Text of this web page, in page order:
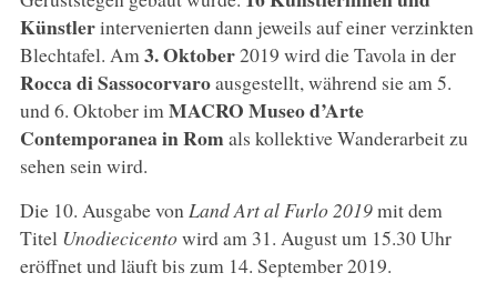
Künstlerintervenierten dann jeweils auf einer verzinkten
Blechtafel. Am 3. Oktober2019 wird die Tavola in der
Rocca di Sassocorvaroausgestellt, während sie am 5.
und 6. Oktober im MACRO Museo d’Arte
Contemporanea in Romals kollektive Wanderarbeit zu
sehen sein wird.
Die 10. Ausgabe von Land Art al Furlo 2019mit dem
Titel Unodiecicentowird am 31. August um 15.30 Uhr
eröffnet und läuft bis zum 14. September 2019.